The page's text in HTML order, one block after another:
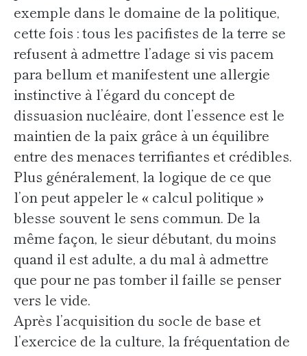
exemple dans le domaine de la politique,
cette fois : tous les pacifistes de la terre se
refusent à admettre l’adage si vis pacem
para bellum et manifestent une allergie
instinctive à l’égard du concept de
dissuasion nucléaire, dont l’essence est le
maintien de la paix grâce à un équilibre
entre des menaces terrifiantes et crédibles.
Plus généralement, la logique de ce que
l’on peut appeler le « calcul politique »
blesse souvent le sens commun. De la
même façon, le sieur débutant, du moins
quand il est adulte, a du mal à admettre
que pour ne pas tomber il faille se penser
vers le vide.
Après l’acquisition du socle de base et
l’exercice de la culture, la fréquentation de